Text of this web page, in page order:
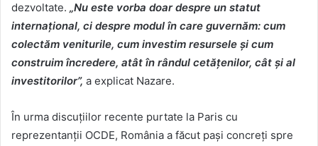
dezvoltate. „Nu este vorba doar despre un statut
internațional, ci despre modul în care guvernăm: cum
colectăm veniturile, cum investim resursele și cum
construim încredere, atât în rândul cetățenilor, cât și al
investitorilor”, a explicat Nazare.
În urma discuțiilor recente purtate la Paris cu
reprezentanții OCDE, România a făcut pași concreți spre